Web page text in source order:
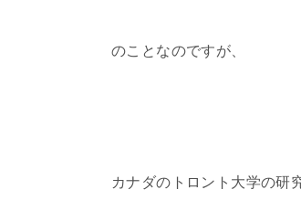
のことなのですが、
カナダのトロント大学の研